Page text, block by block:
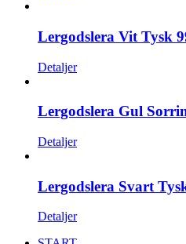
Lergodslera Vit Tysk
Detaljer
Lergodslera Gul
Detaljer
Lergodslera Svart
Detaljer